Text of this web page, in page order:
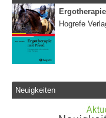
Hogrefe
Neuigkeiten